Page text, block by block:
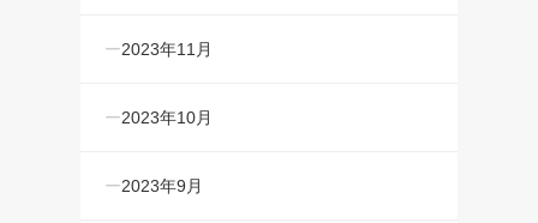
2023年11月
2023年10月
2023年9月